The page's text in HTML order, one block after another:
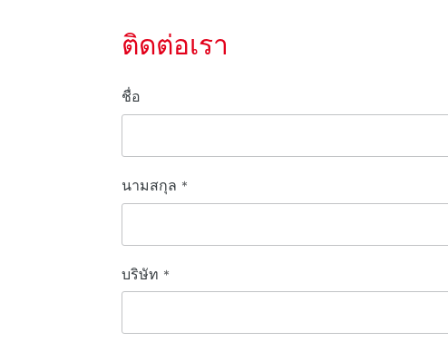
ติดต่อเรา
ชื่อ
นามสกุล *
บริษัท *